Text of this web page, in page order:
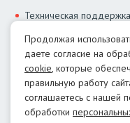
Техническая поддержка
Модернизация сайта
Лечение от вирусов
Контакты:
Москва:+7 (499) 322-77-
Екатеринбург:+7 (343)
E-mail:info@menocom.ru
Продолжая
даете согласие на
cookie, которые
правильную работу
соглашаетесь с нашей
обработки